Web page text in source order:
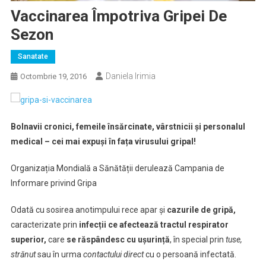
Vaccinarea Împotriva Gripei De
Sezon
Sanatate
Octombrie 19, 2016 Daniela Irimia
Bolnavii cronici, femeile însărcinate, vârstnicii și personalul
medical – cei mai expuși în fața virusului gripal!
Organizația Mondială a Sănătății derulează Campania de
Informare privind Gripa
Odată cu sosirea anotimpului rece apar și cazurile de gripă,
caracterizate prin infecții ce afectează tractul respirator
superior, care se răspândesc cu ușurință, în special prin tuse,
strănutsau în urma contactului directcu o persoană infectată.